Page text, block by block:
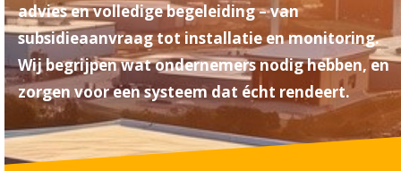
advies en volledige begeleiding – van
subsidieaanvraag tot installatie en monitoring.
Wij begrijpen wat ondernemers nodig hebben, en
zorgen voor een systeem dat écht rendeert.